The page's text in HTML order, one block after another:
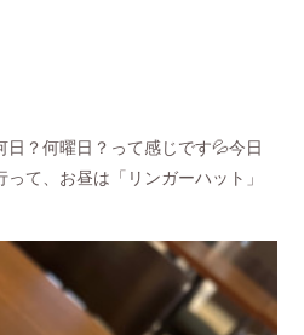
？何曜日？って感じです💦今日
て、お昼は「リンガーハット」